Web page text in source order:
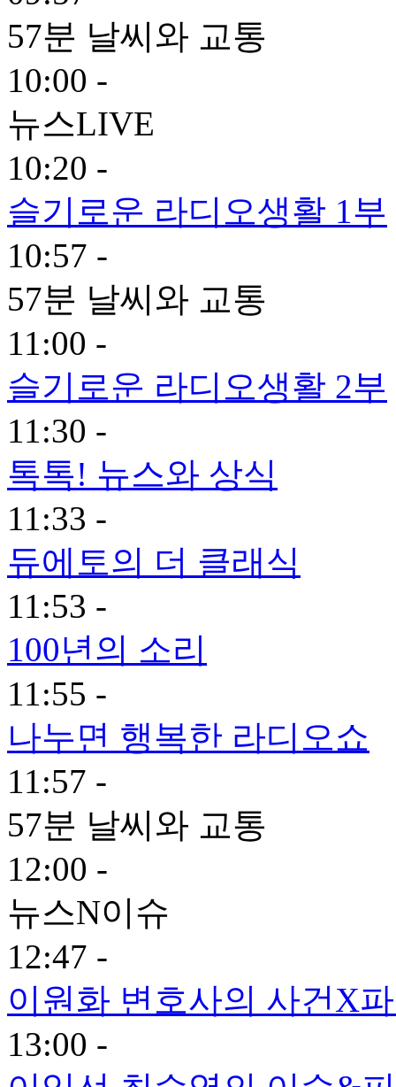
57분 날씨와 교통
10:00 -
뉴스LIVE
10:20 -
슬기로운 라디오생활 1부
10:57 -
57분 날씨와 교통
11:00 -
슬기로운 라디오생활 2부
11:30 -
톡톡! 뉴스와 상식
11:33 -
듀에토의 더 클래식
11:53 -
100년의 소리
11:55 -
나누면 행복한 라디오쇼
11:57 -
57분 날씨와 교통
12:00 -
뉴스N이슈
12:47 -
이원화 변호사의 사건X
13:00 -